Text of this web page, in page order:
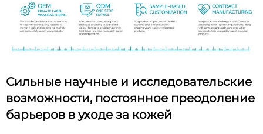
Сильные научные и исследовательские
возможности, постоянное преодоление
барьеров в уходе за кожей